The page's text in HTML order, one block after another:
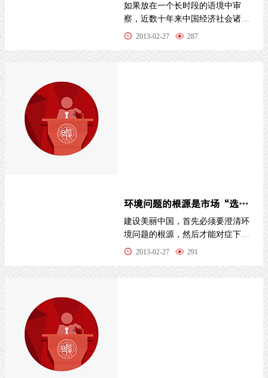
如果放在一个长时段的语境中审
察，近数十年来中国经济社会诸方
面的飞速发展实际上是自19世纪以
2013-02-27 287
环境问题的根源是市场“选择性失灵” ——解读“建设美丽中国...
建设美丽中国，首先必须要澄清环
境问题的根源，然后才能对症下
药。有关生态环境问题产生的根
2013-02-27 291